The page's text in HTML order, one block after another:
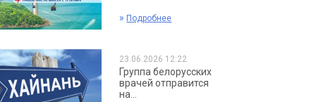
» Подробнее
23.06.2026 12:22
Группа белорусских
врачей отправится
на...